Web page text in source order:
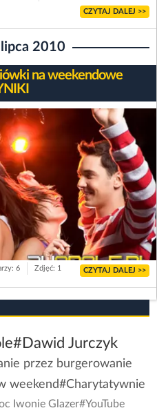
CZYTAJ DALEJ >>
2010
na weekendowe
6 Zdjęć: 1 CZYTAJ DALEJ >>
#Dawid Jurczyk
przez burgerowanie
weekend#Charytatywnie
Iwonie Glazer#YouTube